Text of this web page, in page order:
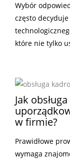
Wybór
często
które nie tylko
Jak
w firmie?
Prawidłowe
wymaga